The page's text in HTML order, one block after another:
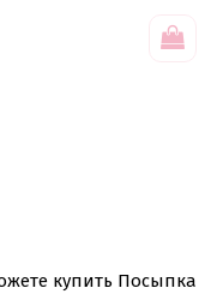
купить Посыпка